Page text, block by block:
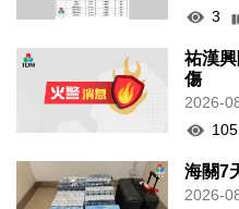
3
祐漢
傷
2026-
105
海關7
2026-